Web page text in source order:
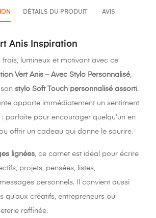
DÉTAILS DU PRODUIT AVIS
Anis Inspiration
lumineux et motivant avec ce
Vert Anis – Avec Stylo Personnalisé,
stylo Soft Touch personnalisé assorti.
apporte immédiatement un sentiment
: parfaite pour encourager quelqu’un en
offrir un cadeau qui donne le sourire.
lignées, ce carnet est idéal pour écrire
projets, pensées, listes,
personnels. Il convient aussi
qu’aux créatifs, entrepreneurs ou
raffinée.